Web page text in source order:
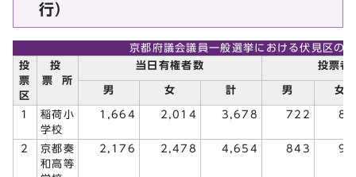
行）
京都府議会議員一般選挙における伏見区の
投
票
区
投
票 所
当日有権者数 投票者
男 女 計 男 女
1
稲荷小
学校
1,664 2,014 3,678 722
2
京都奏
和高等
2,176 2,478 4,654 843